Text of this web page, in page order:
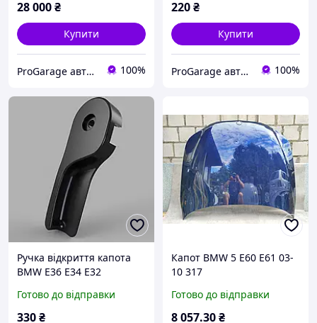
28 000₴
Купити
ProGarage авторозбірка, запчастини, доставка по Україні 100%
220₴
Купити
ProGarage авторозбірка, запчастини, доставка по Україні 100%
Ручка відкриття капота
BMW E36 E34 E32
469), важіль троса капота
БМВ Е36 Е34 Е32 (3D-друк)
Готово до відправки
330₴
Капот BMW 5 E60 E61 03-
10 317
Готово до відправки
8 057.30₴